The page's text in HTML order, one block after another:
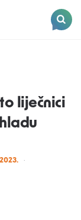
liječnici